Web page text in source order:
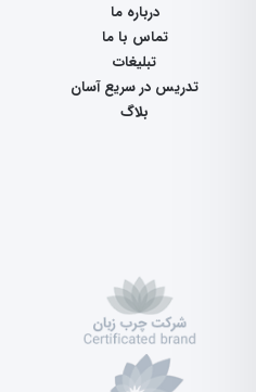
درباره ما
تماس با ما
تبلیغات
تدریس در سریع آسان
بلاگ